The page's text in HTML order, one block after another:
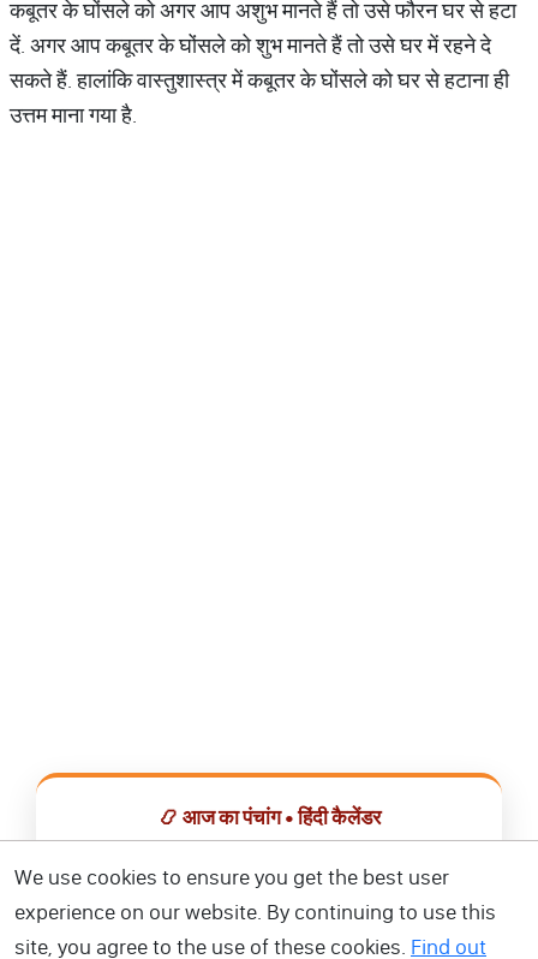
कबूतर के घोंसले को अगर आप अशुभ मानते हैं तो उसे फौरन घर से हटा
दें. अगर आप कबूतर के घोंसले को शुभ मानते हैं तो उसे घर में रहने दे
सकते हैं. हालांकि वास्तुशास्त्र में कबूतर के घोंसले को घर से हटाना ही
उत्तम माना गया है.
📿 आज का पंचांग • हिंदी कैलेंडर
📅 हिंदी कैलेंडर ऐप डाउनलोड करें
We use cookies to ensure you get the best user
experience on our website. By continuing to use this
site, you agree to the use of these cookies. Find out